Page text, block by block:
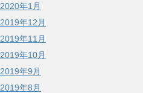
2020年1月
2019年12月
2019年11月
2019年10月
2019年9月
2019年8月